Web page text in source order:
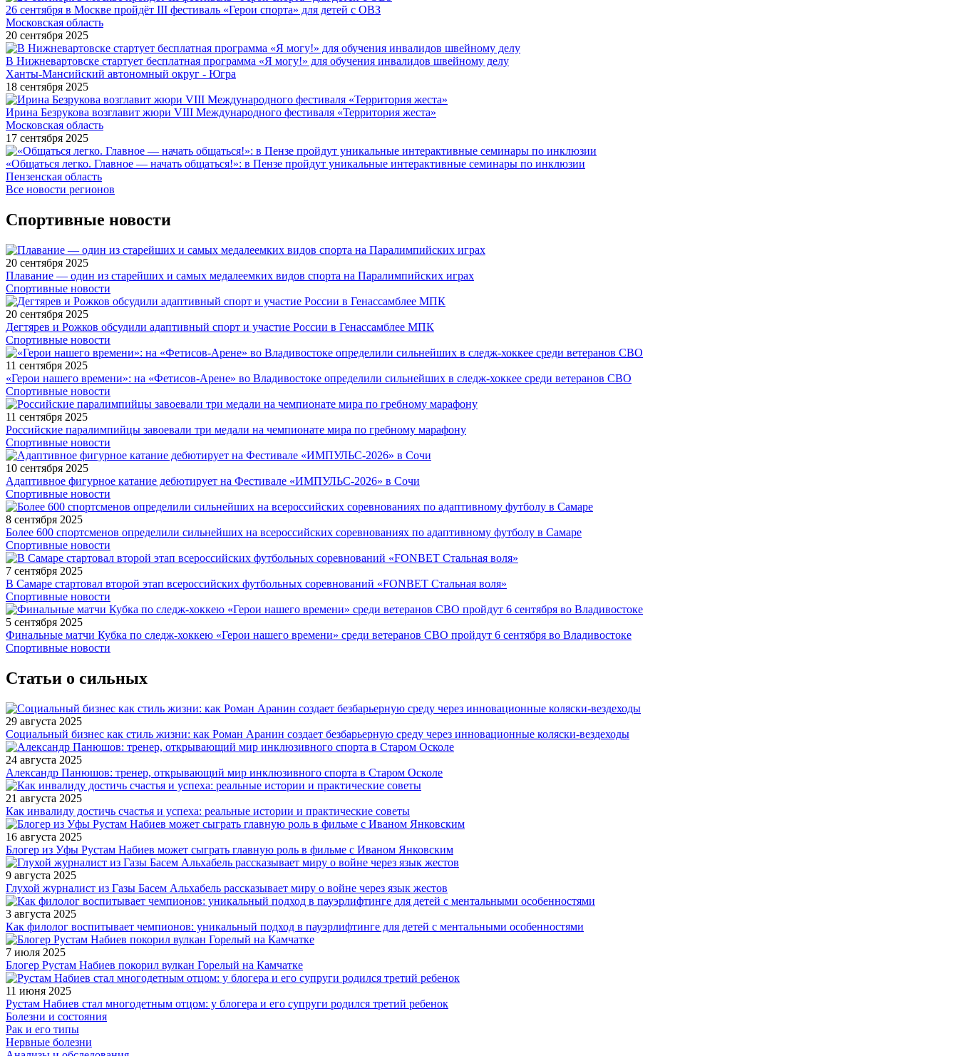
26 сентября в Москве пройдёт III фестиваль «Герои спорта» для детей с ОВЗ
Московская область
20 сентября 2025
В Нижневартовске стартует бесплатная программа «Я могу!» для обучения инвалидов швейному делу
Ханты-Мансийский автономный округ - Югра
18 сентября 2025
Ирина Безрукова возглавит жюри VIII Международного фестиваля «Территория жеста»
Московская область
17 сентября 2025
«Общаться легко. Главное — начать общаться!»: в Пензе пройдут уникальные интерактивные семинары по инклюзии
Пензенская область
Все новости регионов
Спортивные новости
20 сентября 2025
Плавание — один из старейших и самых медалеемких видов спорта на Паралимпийских играх
Спортивные новости
20 сентября 2025
Дегтярев и Рожков обсудили адаптивный спорт и участие России в Генассамблее МПК
Спортивные новости
11 сентября 2025
«Герои нашего времени»: на «Фетисов-Арене» во Владивостоке определили сильнейших в следж-хоккее среди ветеранов СВО
Спортивные новости
11 сентября 2025
Российские паралимпийцы завоевали три медали на чемпионате мира по гребному марафону
Спортивные новости
10 сентября 2025
Адаптивное фигурное катание дебютирует на Фестивале «ИМПУЛЬС-2026» в Сочи
Спортивные новости
8 сентября 2025
Более 600 спортсменов определили сильнейших на всероссийских соревнованиях по адаптивному футболу в Самаре
Спортивные новости
7 сентября 2025
В Самаре стартовал второй этап всероссийских футбольных соревнований «FONBET Стальная воля»
Спортивные новости
5 сентября 2025
Финальные матчи Кубка по следж-хоккею «Герои нашего времени» среди ветеранов СВО пройдут 6 сентября во Владивостоке
Спортивные новости
Статьи о сильных
29 августа 2025
Социальный бизнес как стиль жизни: как Роман Аранин создает безбарьерную среду через инновационные коляски-вездеходы
24 августа 2025
Александр Панюшов: тренер, открывающий мир инклюзивного спорта в Старом Осколе
21 августа 2025
Как инвалиду достичь счастья и успеха: реальные истории и практические советы
16 августа 2025
Блогер из Уфы Рустам Набиев может сыграть главную роль в фильме с Иваном Янковским
9 августа 2025
Глухой журналист из Газы Басем Альхабель рассказывает миру о войне через язык жестов
3 августа 2025
Как филолог воспитывает чемпионов: уникальный подход в пауэрлифтинге для детей с ментальными особенностями
7 июля 2025
Блогер Рустам Набиев покорил вулкан Горелый на Камчатке
11 июня 2025
Рустам Набиев стал многодетным отцом: у блогера и его супруги родился третий ребенок
Болезни и состояния
Рак и его типы
Нервные болезни